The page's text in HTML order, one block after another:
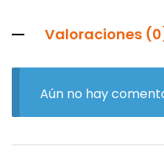
Valoraciones
Aún no hay